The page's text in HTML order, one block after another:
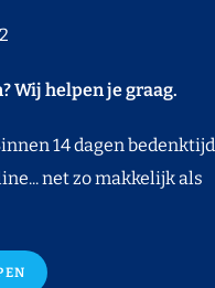
Wij helpen je graag.
14 dagen bedenktijd
net zo makkelijk als